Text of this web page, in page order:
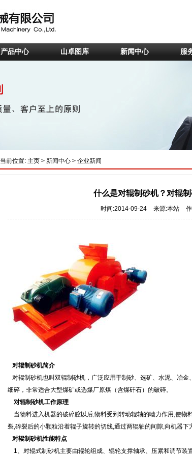
产品中心 山卓图库 新闻中心 服
当前位置: 主页 > 新闻中心 > 企业新闻
什么是对辊制砂机？对辊
时间:2014-09-24 来源:本站
对辊制砂机简介
对辊制砂机也叫双辊制砂机，广泛应用于制砂、选矿、水泥、冶
细碎，非常适合大型煤矿或选煤厂原煤（含煤矸石）的破碎。
对辊制砂机工作原理
当物料进入机器的破碎腔以后,物料受到转动辊轴的啮力作用,使物
裂,碎裂后的小颗粒沿着辊子旋转的切线,通过两辊轴的间隙,向机器
对辊制砂机性能特点
1、对辊式制砂机主要由辊轮组成、辊轮支撑轴承、压紧和调节装